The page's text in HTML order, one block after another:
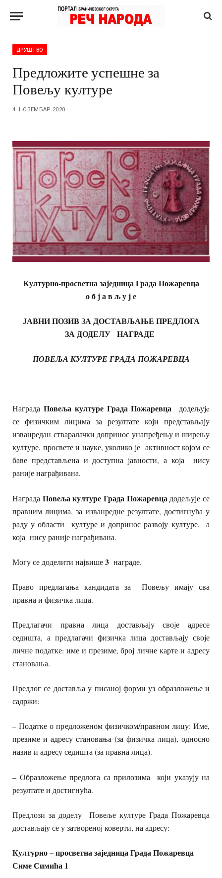
ДРУШТВО
Предложите успешне за
Повељу културе
4. НОВЕМБАР 2020.
Културно-просветна заједница Града Пожаревца
о б ј а в љ у ј е
ЈАВНИ ПОЗИВ ЗА ДОСТАВЉАЊЕ ПРЕДЛОГА
ЗА ДОДЕЛУ НАГРАДЕ
ПОВЕЉА КУЛТУРЕ ГРАДА ПОЖАРЕВЦА
Награда Повеља културе Града Пожаревца додељујe
се физичким лицима за резултате који представљају
изванредан стваралачки допринос унапређењу и ширењу
културе, просвете и науке, уколико је активност којом се
баве представљена и доступна јавности, а која нису
раније награђивана.
Награда Повеља културе Града Пожаревца додељује се
правним лицима, за изванредне резултате, достигнућа у
раду у области културе и допринос развоју културе, а
која нису раније награђивана.
Могу се доделити највише3 награде.
Право предлагања кандидата за Повељу имају сва
правна и физичка лица.
Предлагачи правна лица достављају своје адресе
седишта, а предлагачи физичка лица достављају своје
личне податке: име и презиме, број личне карте и адресу
становања.
Предлог се доставља у писаној форми уз образложење и
садржи:
– Податке о предложеном физичком/правном лицу: Име,
презиме и адресу становања (за физичка лица), односно
назив и адресу седишта (за правна лица).
– Образложење предлога са прилозима који указују на
резултате и достигнућа.
Предлози за доделу Повеље културе Града Пожаревца
достављају се у затвореној коверти, на адресу:
Културно – просветна заједница Града Пожаревца
Симе Симића 1